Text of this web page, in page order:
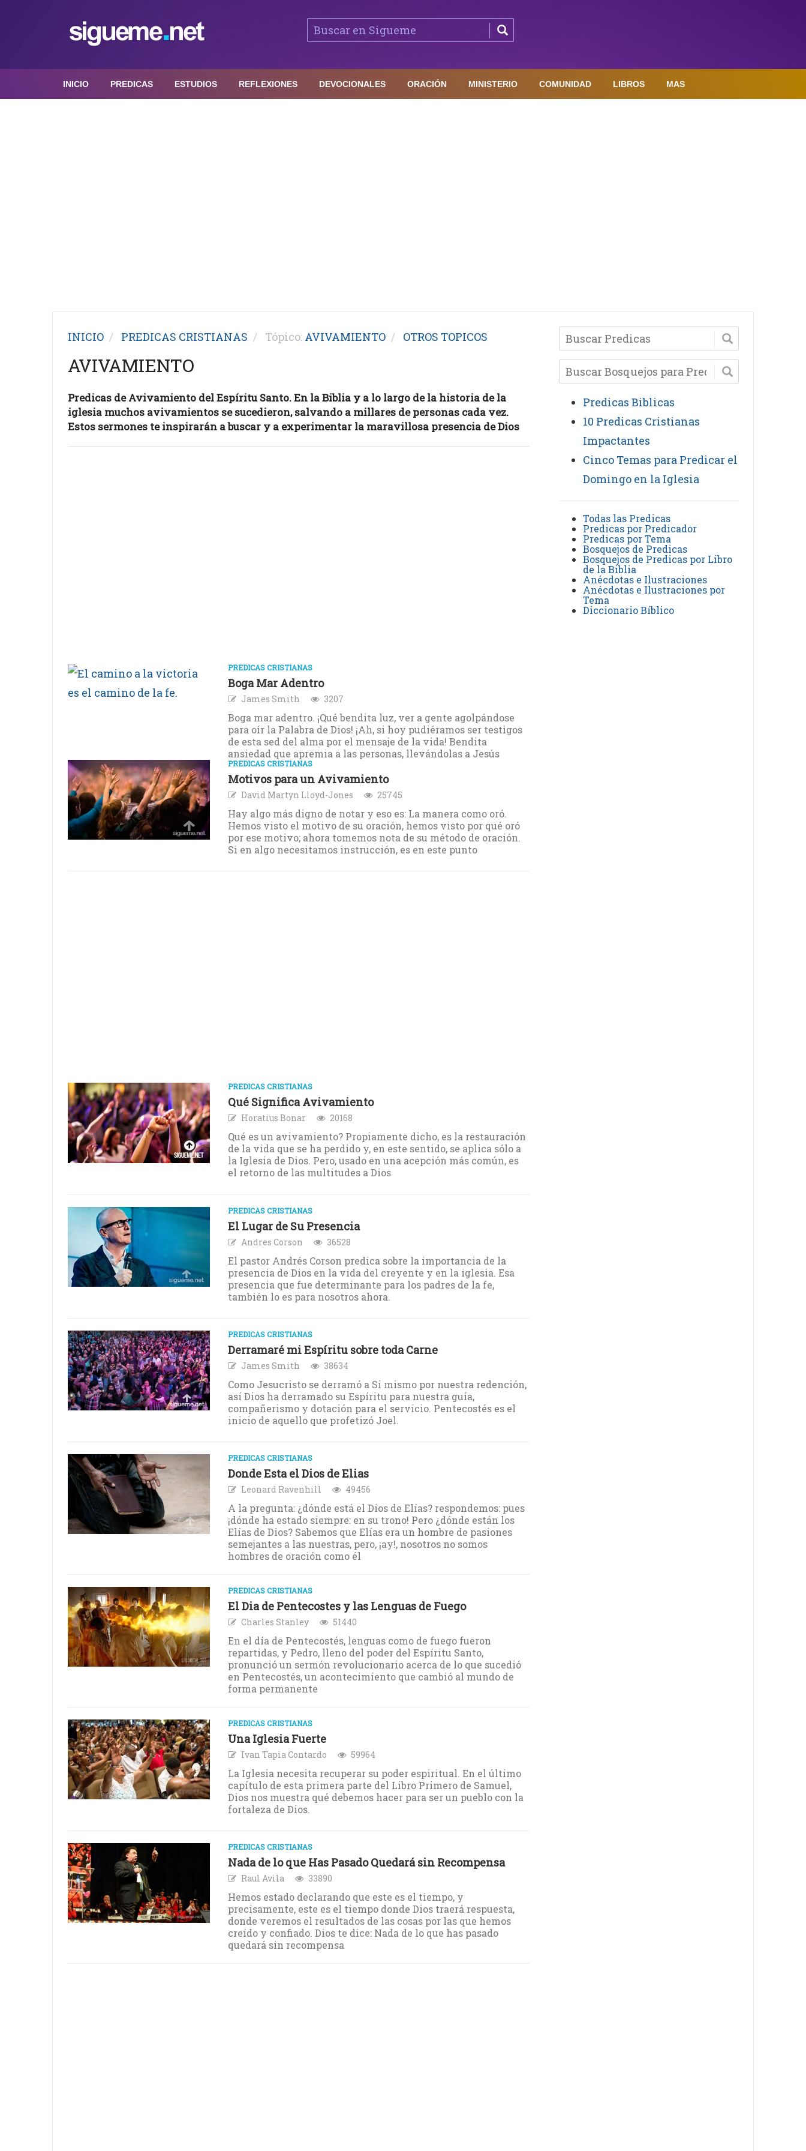
INICIO PREDICAS ESTUDIOS REFLEXIONES DEVOCIONALES ORACIÓN MINISTERIO COMUNIDAD LIBROS MAS
INICIO PREDICAS CRISTIANAS Tópico: AVIVAMIENTO OTROS TOPICOS
AVIVAMIENTO
Predicas de Avivamiento del Espíritu Santo. En la Biblia y a lo largo de la historia de la
iglesia muchos avivamientos se sucedieron, salvando a millares de personas cada vez.
Estos sermones te inspirarán a buscar y a experimentar la maravillosa presencia de Dios
PREDICAS CRISTIANAS
Boga Mar Adentro
James Smith 3207
Boga mar adentro. ¡Qué bendita luz, ver a gente agolpándose
para oír la Palabra de Dios! ¡Ah, si hoy pudiéramos ser testigos
de esta sed del alma por el mensaje de la vida! Bendita
ansiedad que apremia a las personas, llevándolas a Jesús
PREDICAS CRISTIANAS
Motivos para un Avivamiento
David Martyn Lloyd-Jones 25745
Hay algo más digno de notar y eso es: La manera como oró.
Hemos visto el motivo de su oración, hemos visto por qué oró
por ese motivo; ahora tomemos nota de su método de oración.
Si en algo necesitamos instrucción, es en este punto
PREDICAS CRISTIANAS
Qué Significa Avivamiento
Horatius Bonar 20168
Qué es un avivamiento? Propiamente dicho, es la restauración
de la vida que se ha perdido y, en este sentido, se aplica sólo a
la Iglesia de Dios. Pero, usado en una acepción más común, es
el retorno de las multitudes a Dios
PREDICAS CRISTIANAS
El Lugar de Su Presencia
Andres Corson 36528
El pastor Andrés Corson predica sobre la importancia de la
presencia de Dios en la vida del creyente y en la iglesia. Esa
presencia que fue determinante para los padres de la fe,
también lo es para nosotros ahora.
PREDICAS CRISTIANAS
Derramaré mi Espíritu sobre toda Carne
James Smith 38634
Como Jesucristo se derramó a Si mismo por nuestra redención,
así Dios ha derramado su Espíritu para nuestra guía,
compañerismo y dotación para el servicio. Pentecostés es el
inicio de aquello que profetizó Joel.
PREDICAS CRISTIANAS
Donde Esta el Dios de Elias
Leonard Ravenhill 49456
A la pregunta: ¿dónde está el Dios de Elías? respondemos: pues
¡dónde ha estado siempre: en su trono! Pero ¿dónde están los
Elías de Dios? Sabemos que Elías era un hombre de pasiones
semejantes a las nuestras, pero, ¡ay!, nosotros no somos
hombres de oración como él
PREDICAS CRISTIANAS
El Dia de Pentecostes y las Lenguas de Fuego
Charles Stanley 51440
En el día de Pentecostés, lenguas como de fuego fueron
repartidas, y Pedro, lleno del poder del Espíritu Santo,
pronunció un sermón revolucionario acerca de lo que sucedió
en Pentecostés, un acontecimiento que cambió al mundo de
forma permanente
PREDICAS CRISTIANAS
Una Iglesia Fuerte
Ivan Tapia Contardo 59964
La Iglesia necesita recuperar su poder espiritual. En el último
capítulo de esta primera parte del Libro Primero de Samuel,
Dios nos muestra qué debemos hacer para ser un pueblo con la
fortaleza de Dios.
PREDICAS CRISTIANAS
Nada de lo que Has Pasado Quedará sin Recompensa
Raul Avila 33890
Hemos estado declarando que este es el tiempo, y
precisamente, este es el tiempo donde Dios traerá respuesta,
donde veremos el resultados de las cosas por las que hemos
creído y confiado. Dios te dice: Nada de lo que has pasado
quedará sin recompensa
Predicas Biblicas
10 Predicas Cristianas
Impactantes
Cinco Temas para Predicar el
Domingo en la Iglesia
Todas las Predicas
Predicas por Predicador
Predicas por Tema
Bosquejos de Predicas
Bosquejos de Predicas por Libro
de la Biblia
Anécdotas e Ilustraciones
Anécdotas e Ilustraciones por
Tema
Diccionario Bíblico